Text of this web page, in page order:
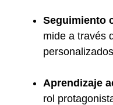
Seguimiento
mide a través
Aprendizaje
rol